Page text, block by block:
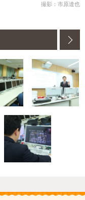
撮影：市原達也